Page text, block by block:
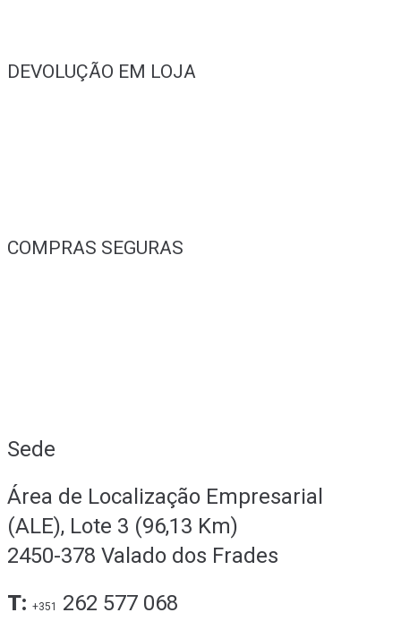
DEVOLUÇÃO EM LOJA
COMPRAS SEGURAS
Sede
Área de Localização Empresarial
(ALE), Lote 3 (96,13 Km)
2450-378 Valado dos Frades
T: +351
262 577 068